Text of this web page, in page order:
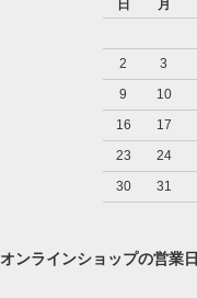
日
月
2
3
9
10
16
17
23
24
30
31
オンラインショップの営業